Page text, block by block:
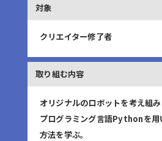
クリエイター修了者
オリジナルのロボットを考え組み
プログラミング言語Pythonを用
方法を学ぶ。